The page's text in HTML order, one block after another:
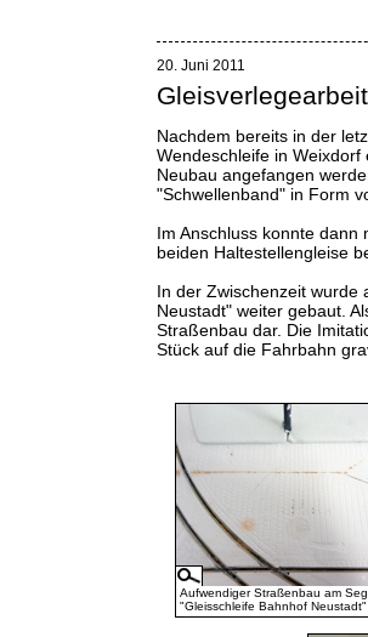
20. Juni 2011
Nachdem bereits in der
Wendeschleife in
Neubau angefangen
"Schwellenband" in Form
Im Anschluss konnte dann
beiden Haltestellengleise
In der Zwischenzeit wurde
Neustadt" weiter gebaut.
Straßenbau dar. Die
Stück auf die Fahrbahn
Aufwendiger Straßenbau am
"Gleisschleife Bahnhof Neustadt"